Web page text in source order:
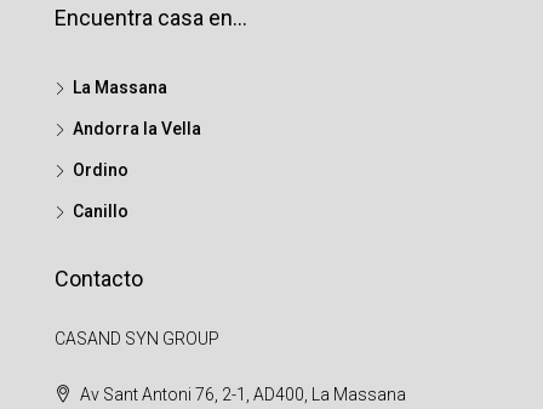
Encuentra casa en…
La Massana
Andorra la Vella
Ordino
Canillo
Contacto
CASAND SYN GROUP
Av Sant Antoni 76, 2-1, AD400, La Massana